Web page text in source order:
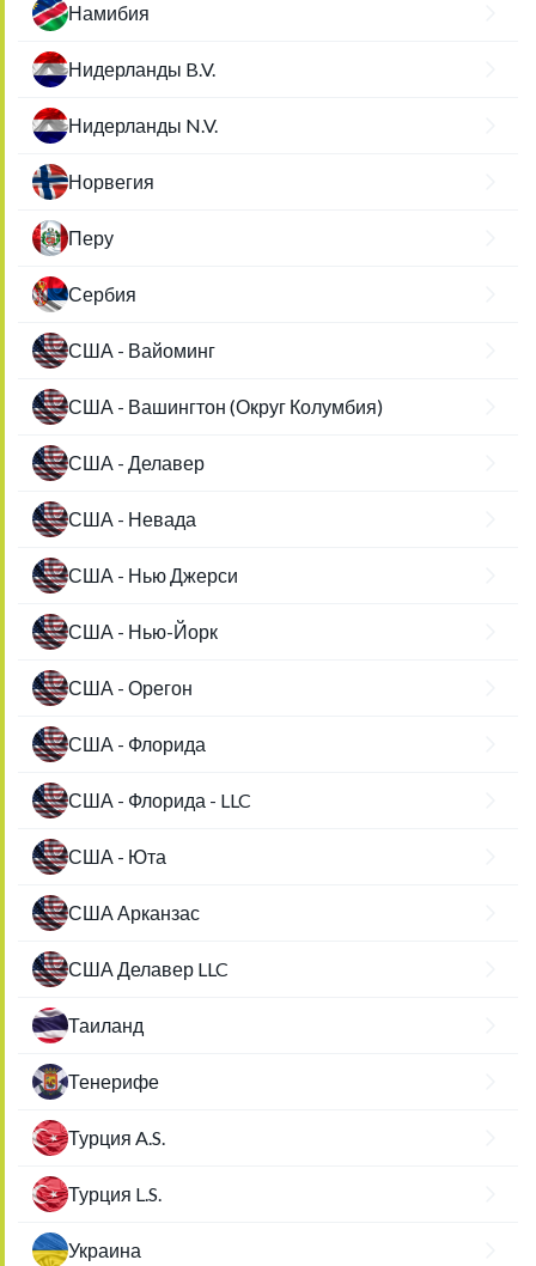
Намибия
Нидерланды B.V.
Нидерланды N.V.
Норвегия
Перу
Сербия
США - Вайоминг
США - Вашингтон (Округ Колумбия)
США - Делавер
США - Невада
США - Нью Джерси
США - Нью-Йорк
США - Орегон
США - Флорида
США - Флорида - LLC
США - Юта
США Арканзас
США Делавер LLC
Таиланд
Тенерифе
Турция A.S.
Турция L.S.
Украина